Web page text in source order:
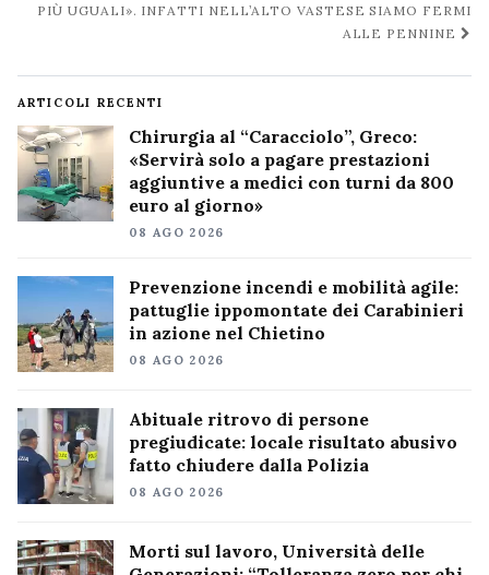
PIÙ UGUALI». INFATTI NELL’ALTO VASTESE SIAMO FERMI
ALLE PENNINE
ARTICOLI RECENTI
Chirurgia al “Caracciolo”, Greco:
«Servirà solo a pagare prestazioni
aggiuntive a medici con turni da 800
euro al giorno»
08 AGO 2026
Prevenzione incendi e mobilità agile:
pattuglie ippomontate dei Carabinieri
in azione nel Chietino
08 AGO 2026
Abituale ritrovo di persone
pregiudicate: locale risultato abusivo
fatto chiudere dalla Polizia
08 AGO 2026
Morti sul lavoro, Università delle